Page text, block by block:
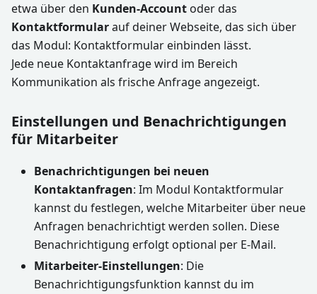
etwa über den Kunden-Account oder das
Kontaktformularauf deiner Webseite, das sich über
das Modul: Kontaktformular einbinden lässt.
Jede neue Kontaktanfrage wird im Bereich
Kommunikation als frische Anfrage angezeigt.
Einstellungen und Benachrichtigungen
für Mitarbeiter
Benachrichtigungen bei neuen
Kontaktanfragen: Im Modul Kontaktformular
kannst du festlegen, welche Mitarbeiter über neue
Anfragen benachrichtigt werden sollen. Diese
Benachrichtigung erfolgt optional per E-Mail.
Mitarbeiter-Einstellungen: Die
Benachrichtigungsfunktion kannst du im